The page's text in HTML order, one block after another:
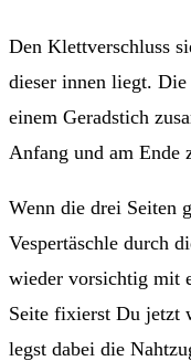
Den Klettverschluss
dieser innen liegt.
einem Geradstich
Anfang und am Ende
Wenn die drei Seiten
Vespertäschle durch
wieder vorsichtig mit
Seite fixierst Du jetzt
legst dabei die